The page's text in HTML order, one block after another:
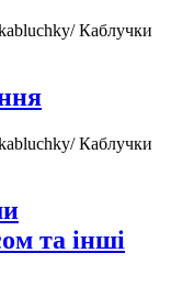
Каблучки
Каблучки
та інші